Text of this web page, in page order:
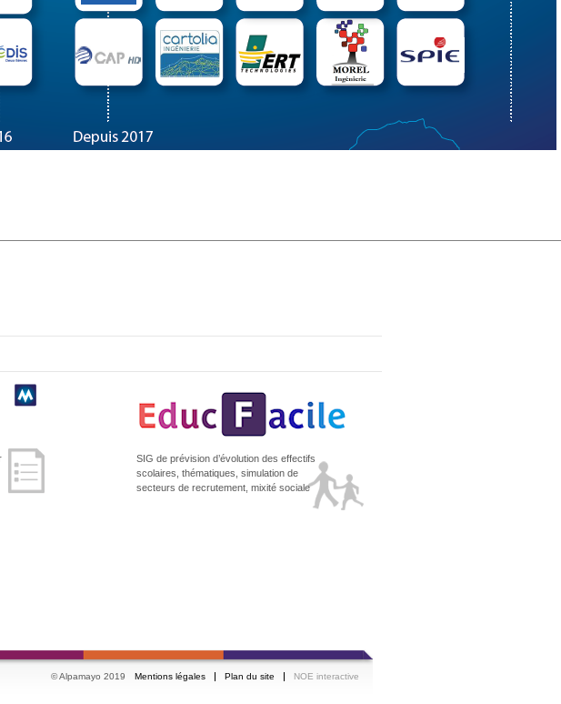
SIG de prévision d’évolution des effectifs
scolaires, thématiques, simulation de
secteurs de recrutement, mixité sociale
© Alpamayo 2019 Mentions légales Plan du site NOE interactive